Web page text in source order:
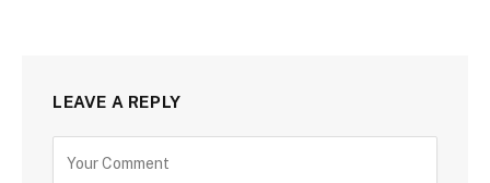
LEAVE A REPLY